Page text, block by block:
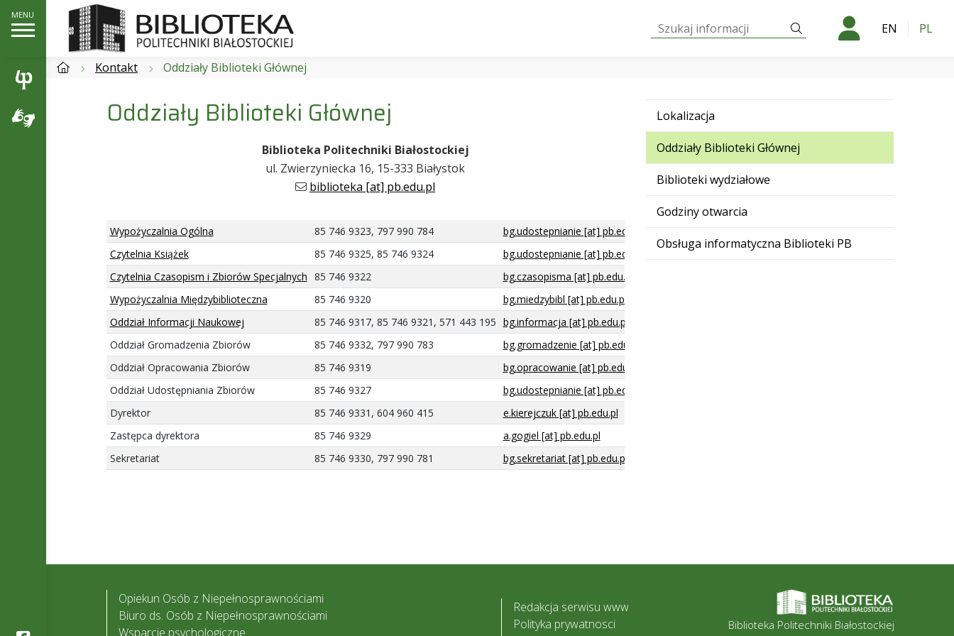
Szukaj: EN PL
Kontakt Oddziały Biblioteki Głównej
Oddziały Biblioteki Głównej
Biblioteka Politechniki Białostockiej
ul. Zwierzyniecka 16, 15-333 Białystok
biblioteka [at] pb.edu.pl
Wypożyczalnia Ogólna 85 746 9323, 797 990 784
bg.udostepnianie [at] pb.edu.pl
Czytelnia Książek
85 746 9325, 85 746 9324
bg.udostepnianie [at] pb.edu.pl
Czytelnia Czasopism i Zbiorów Specjalnych 85 746 9322
bg.czasopisma [at] pb.edu.pl
Wypożyczalnia Międzybiblioteczna
85 746 9320
bg.miedzybibl [at] pb.edu.pl
Oddział Informacji Naukowej
85 746 9317, 85 746 9321, 571 443 195 bg.informacja [at] pb.edu.pl
Oddział Gromadzenia Zbiorów
85 746 9332, 797 990 783
bg.gromadzenie [at] pb.edu.pl
Oddział Opracowania Zbiorów
85 746 9319
bg.opracowanie [at] pb.edu.pl
Oddział Udostępniania Zbiorów
85 746 9327
bg.udostepnianie [at] pb.edu.pl
Dyrektor
85 746 9331, 604 960 415
e.kierejczuk [at] pb.edu.pl
Zastępca dyrektora
85 746 9329
a.gogiel [at] pb.edu.pl
Sekretariat
85 746 9330, 797 990 781 bg.sekretariat [at] pb.edu.pl
Lokalizacja
Oddziały Biblioteki Głównej
Biblioteki wydziałowe
Godziny otwarcia
Obsługa informatyczna Biblioteki PB
Opiekun Osób z Niepełnosprawnościami
Biuro ds. Osób z Niepełnosprawnościami
Wsparcie psychologiczne
Redakcja serwisu www
Polityka prywatnosci
Biblioteka Politechniki Białostockiej